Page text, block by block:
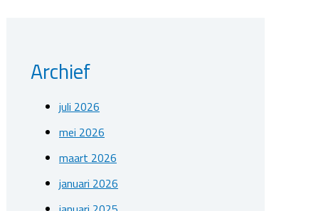
Archief
juli 2026
mei 2026
maart 2026
januari 2026